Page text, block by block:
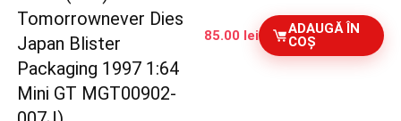
Tomorrownever Dies
Japan Blister
Packaging 1997 1:64
Mini GT MGT00902-
85.00 lei
ADAUGĂ ÎN
COȘ